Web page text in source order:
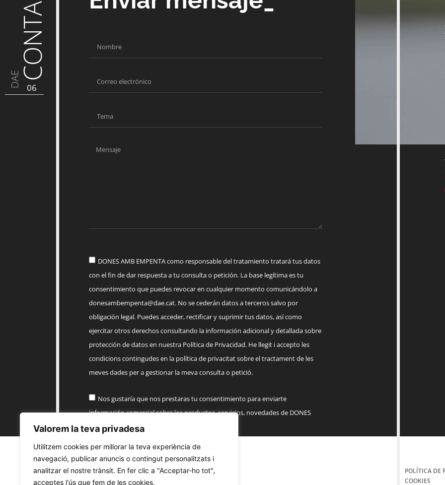
Valorem la teva privadesa
Utilitzem cookies per millorar la teva experiència de
navegació, publicar anuncis o contingut personalitzats i
analitzar el nostre trànsit. En fer clic a "Acceptar-ho tot",
acceptes l'ús que fem de les cookies.
DAE 06
DONES AMB EMPENTA como responsable del tratamiento tratará tus datos
con el fin de dar respuesta a tu consulta o petición. La base legítima es tu
consentimiento que puedes revocar en cualquier momento comunicándolo a
donesambempenta@dae.cat. No se cederán datos a terceros salvo por
obligación legal. Puedes acceder, rectificar y suprimir tus datos, así como
ejercitar otros derechos consultando la información adicional y detallada sobre
protección de datos en nuestra Política de Privacidad. He llegit i accepto les
condicions contingudes en la política de privacitat sobre el tractament de les
meves dades per a gestionar la meva consulta o petició.
Nos gustaría que nos prestaras tu consentimiento para enviarte
información comercial sobre los productos, servicios, novedades de DONES
AMB EMPENTA
Enviar
POLÍTICA DE
COOKIES